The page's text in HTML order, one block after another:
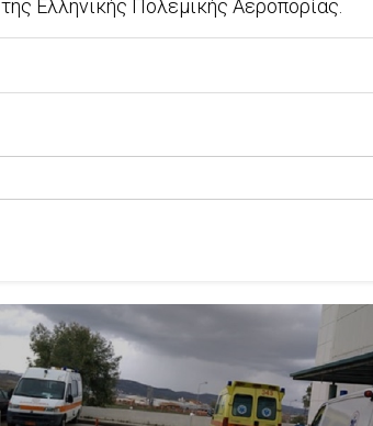
Ελληνικής Πολεμικής Αεροπορίας.